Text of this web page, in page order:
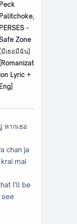
Peck
Palitchoke,
PERSES -
Zone
มีเธอมีฉัน)
[Romanizat
Lyric +
Eng]
หากเธอ
chan ja
mai
I’ll be
see